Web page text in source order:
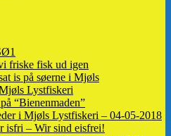
friske fisk ud igen
is på søerne i Mjøls
Lystfiskeri
“Bienenmaden”
i Mjøls Lystfiskeri – 04-05-2018
isfri – Wir sind eisfrei!